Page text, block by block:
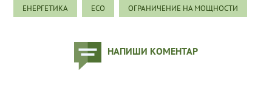
ЕНЕРГЕТИКА ЕСО ОГРАНИЧЕНИЕ НА МОЩНОСТИ
НАПИШИ КОМЕНТАР